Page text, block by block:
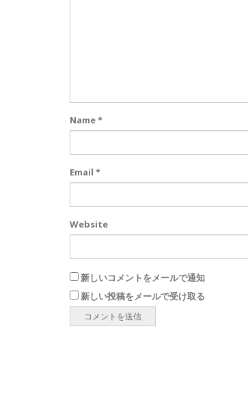
Name*
Email *
Website
新しいコメントをメールで通知
新しい投稿をメールで受け取る